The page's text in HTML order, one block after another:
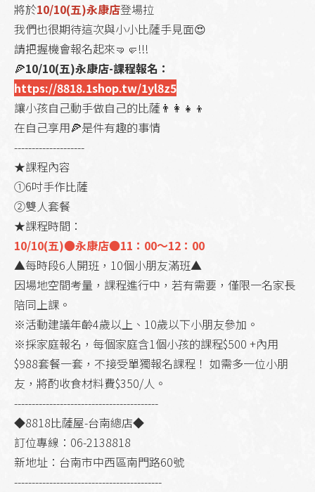
將於10/10(五)永康店登場拉
我們也很期待這次與小小比薩手見面😍
請把握機會報名起來🤜🤛!!!
🍕10/10(五)永康店-課程報名：
https://8818.1shop.tw/1yl8z5
讓小孩自己動手做自己的比薩👨‍👩‍👧‍👦
在自己享用🍕是件有趣的事情
--------------------
★課程內容
①6吋手作比薩
②雙人套餐
★課程時間：
10/10(五)●永康店●11：00～12：00
▲每時段6人開班，10個小朋友滿班▲
因場地空間考量，課程進行中，若有需要，僅限一名家長
陪同上課。
※活動建議年齡4歲以上、10歲以下小朋友參加。
※採家庭報名，每個家庭含1個小孩的課程$500 +內用
$988套餐一套，不接受單獨報名課程！ 如需多一位小朋
友，將酌收食材料費$350/人。
-----------------------------------------
◆8818比薩屋-台南總店◆
訂位專線：06-2138818
新地址：台南市中西區南門路60號
------------------------------------------